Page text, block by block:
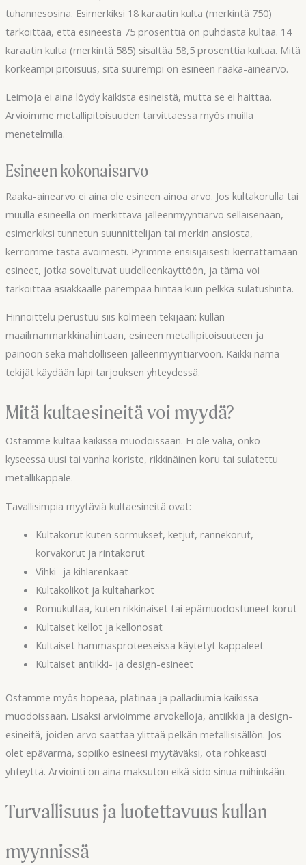
tuhannesosina. Esimerkiksi 18 karaatin kulta (merkintä 750)
tarkoittaa, että esineestä 75 prosenttia on puhdasta kultaa. 14
karaatin kulta (merkintä 585) sisältää 58,5 prosenttia kultaa. Mitä
korkeampi pitoisuus, sitä suurempi on esineen raaka-ainearvo.
Leimoja ei aina löydy kaikista esineistä, mutta se ei haittaa.
Arvioimme metallipitoisuuden tarvittaessa myös muilla
menetelmillä.
Esineen kokonaisarvo
Raaka-ainearvo ei aina ole esineen ainoa arvo. Jos kultakorulla tai
muulla esineellä on merkittävä jälleenmyyntiarvo sellaisenaan,
esimerkiksi tunnetun suunnittelijan tai merkin ansiosta,
kerromme tästä avoimesti. Pyrimme ensisijaisesti kierrättämään
esineet, jotka soveltuvat uudelleenkäyttöön, ja tämä voi
tarkoittaa asiakkaalle parempaa hintaa kuin pelkkä sulatushinta.
Hinnoittelu perustuu siis kolmeen tekijään: kullan
maailmanmarkkinahintaan, esineen metallipitoisuuteen ja
painoon sekä mahdolliseen jälleenmyyntiarvoon. Kaikki nämä
tekijät käydään läpi tarjouksen yhteydessä.
Mitä kultaesineitä voi myydä?
Ostamme kultaa kaikissa muodoissaan. Ei ole väliä, onko
kyseessä uusi tai vanha koriste, rikkinäinen koru tai sulatettu
metallikappale.
Tavallisimpia myytäviä kultaesineitä ovat:
Kultakorut kuten sormukset, ketjut, rannekorut,
korvakorut ja rintakorut
Vihki- ja kihlarenkaat
Kultakolikot ja kultaharkot
Romukultaa, kuten rikkinäiset tai epämuodostuneet korut
Kultaiset kellot ja kellonosat
Kultaiset hammasproteeseissa käytetyt kappaleet
Kultaiset antiikki- ja design-esineet
Ostamme myös hopeaa, platinaa ja palladiumia kaikissa
muodoissaan. Lisäksi arvioimme arvokelloja, antiikkia ja design-
esineitä, joiden arvo saattaa ylittää pelkän metallisisällön. Jos
olet epävarma, sopiiko esineesi myytäväksi, ota rohkeasti
yhteyttä. Arviointi on aina maksuton eikä sido sinua mihinkään.
Turvallisuus ja luotettavuus kullan
myynnissä